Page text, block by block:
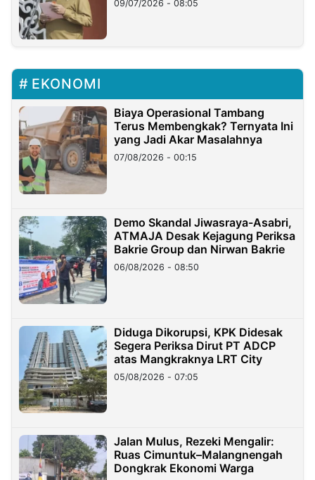
09/07/2026 - 08:05
EKONOMI
Biaya Operasional Tambang
Terus Membengkak? Ternyata Ini
yang Jadi Akar Masalahnya
07/08/2026 - 00:15
Demo Skandal Jiwasraya-Asabri,
ATMAJA Desak Kejagung Periksa
Bakrie Group dan Nirwan Bakrie
06/08/2026 - 08:50
Diduga Dikorupsi, KPK Didesak
Segera Periksa Dirut PT ADCP
atas Mangkraknya LRT City
05/08/2026 - 07:05
Jalan Mulus, Rezeki Mengalir:
Ruas Cimuntuk–Malangnengah
Dongkrak Ekonomi Warga